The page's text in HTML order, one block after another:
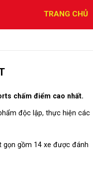
TRANG CHỦ
chấm điểm cao nhất.
độc lập, thực hiện các
gọn gồm 14 xe được đánh